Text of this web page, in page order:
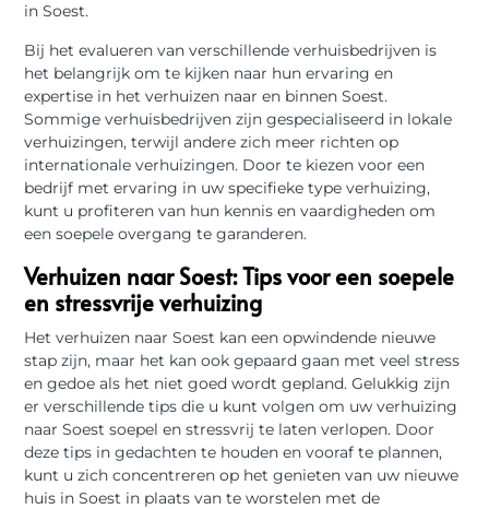
in Soest.
Bij het evalueren van verschillende verhuisbedrijven is
het belangrijk om te kijken naar hun ervaring en
expertise in het verhuizen naar en binnen Soest.
Sommige verhuisbedrijven zijn gespecialiseerd in lokale
verhuizingen, terwijl andere zich meer richten op
internationale verhuizingen. Door te kiezen voor een
bedrijf met ervaring in uw specifieke type verhuizing,
kunt u profiteren van hun kennis en vaardigheden om
een soepele overgang te garanderen.
Verhuizen naar Soest: Tips voor een soepele
en stressvrije verhuizing
Het verhuizen naar Soest kan een opwindende nieuwe
stap zijn, maar het kan ook gepaard gaan met veel stress
en gedoe als het niet goed wordt gepland. Gelukkig zijn
er verschillende tips die u kunt volgen om uw verhuizing
naar Soest soepel en stressvrij te laten verlopen. Door
deze tips in gedachten te houden en vooraf te plannen,
kunt u zich concentreren op het genieten van uw nieuwe
huis in Soest in plaats van te worstelen met de